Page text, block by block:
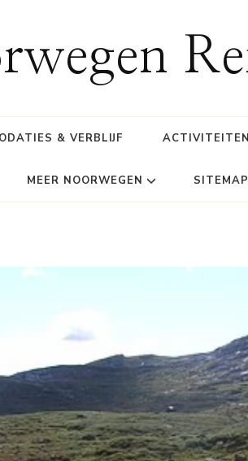
& VERBLIJF ACTIVITEITEN
MEER NOORWEGEN SITEMAP